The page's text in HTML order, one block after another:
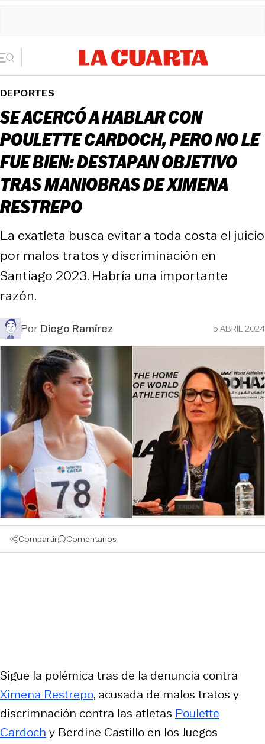
DEPORTES
SE ACERCÓ A HABLAR CON
POULETTE CARDOCH, PERO NO LE
FUE BIEN: DESTAPAN OBJETIVO
TRAS MANIOBRAS DE XIMENA
RESTREPO
La exatleta busca evitar a toda costa el juicio
por malos tratos y discriminación en
Santiago 2023. Habría una importante
razón.
PorDiego Ramírez 5 ABRIL 2024
Compartir Comentarios
Sigue la polémica tras de la denuncia contra
Ximena Restrepo, acusada de malos tratos y
discrimnación contra las atletas Poulette
Cardoch y Berdine Castillo en los Juegos